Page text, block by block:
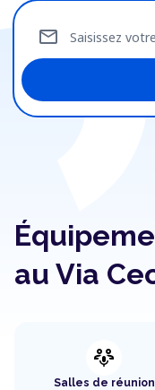
Saisissez
mail
au Via
adaptive_audio_mic
Salles de réunion